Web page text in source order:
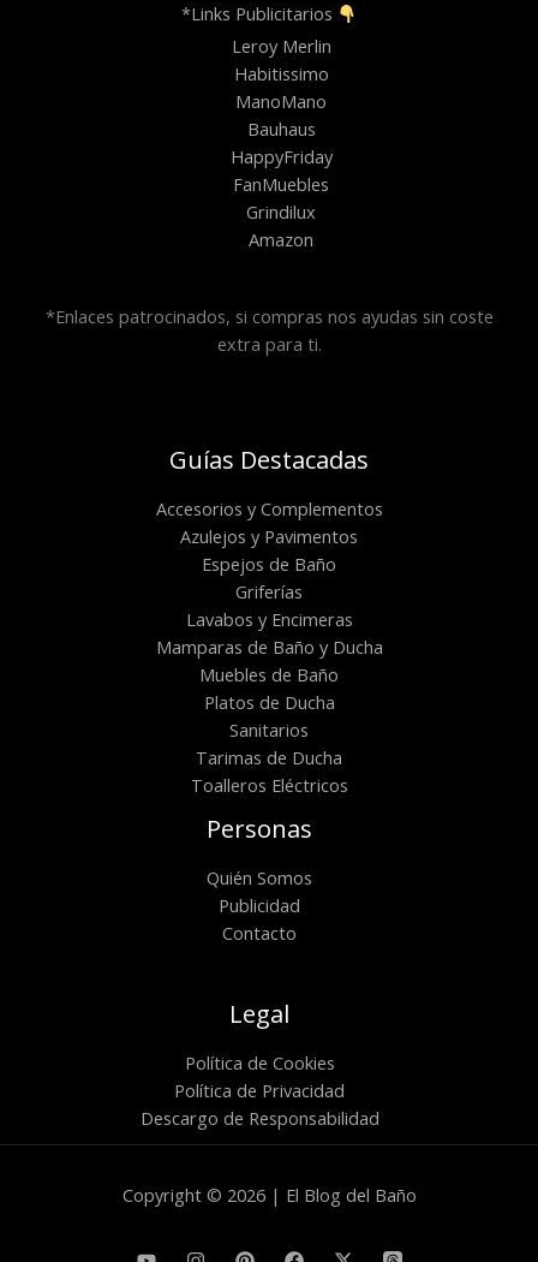
*Links Publicitarios
Leroy Merlin
Habitissimo
ManoMano
Bauhaus
HappyFriday
FanMuebles
Grindilux
Amazon
*Enlaces patrocinados, si compras nos ayudas sin coste
extra para ti.
Guías Destacadas
Accesorios y Complementos
Azulejos y Pavimentos
Espejos de Baño
Griferías
Lavabos y Encimeras
Mamparas de Baño y Ducha
Muebles de Baño
Platos de Ducha
Sanitarios
Tarimas de Ducha
Toalleros Eléctricos
Personas
Quién Somos
Publicidad
Contacto
Legal
Política de Cookies
Política de Privacidad
Descargo de Responsabilidad
Copyright © 2026 | El Blog del Baño